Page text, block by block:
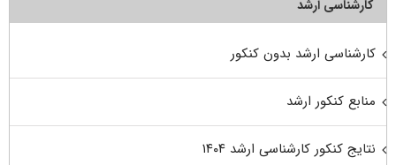
کارشناسی ارشد
کارشناسی ارشد بدون کنکور
منابع کنکور ارشد
نتایج کنکور کارشناسی ارشد ۱۴۰۴